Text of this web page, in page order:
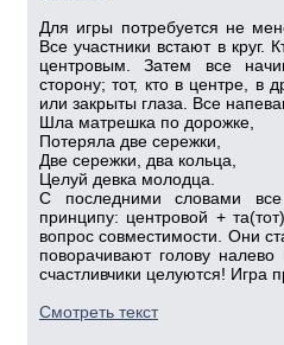
Для игры потребуется не
Все участники встают в круг.
центровым. Затем все
сторону; тот, кто в центре, в
или закрыты глаза. Все
Шла матрешка по дорожке,
Потеряла две сережки,
Две сережки, два кольца,
Целуй девка молодца.
С последними словами
принципу: центровой +
вопрос совместимости. Они
поворачивают голову
счастливчики целуются! Игра
Смотреть текст